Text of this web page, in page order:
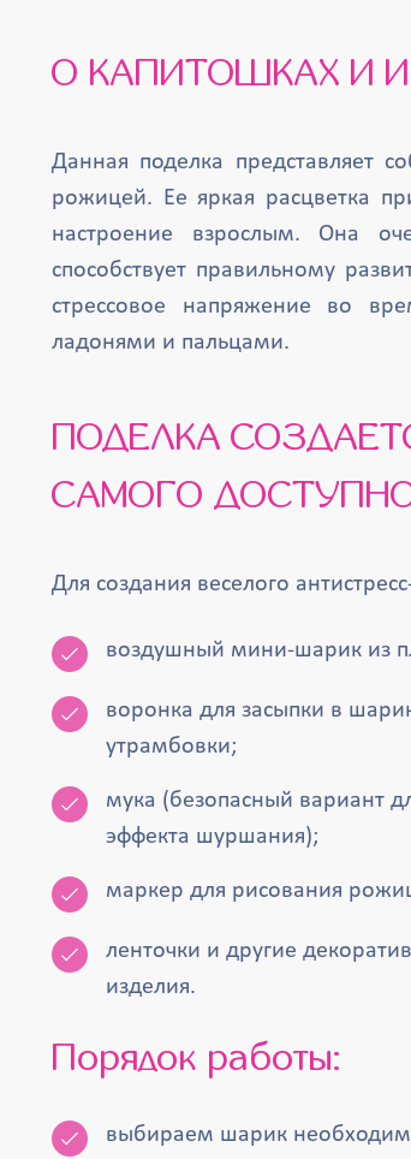
О КАПИТОШКАХ И
Данная поделка представляет
рожицей. Ее яркая расцветка
настроение взрослым. Она
способствует правильному
стрессовое напряжение во
ладонями и пальцами.
ПОДЕЛКА СОЗДАЕТСЯ ИЗ БЕЗВРЕДНОГО И
САМОГО
Для создания веселого
воздушный мини-шарик из
воронка для засыпки в
утрамбовки;
мука (безопасный вариант
эффекта шуршания);
маркер для рисования
ленточки и другие
изделия.
Порядок работы:
выбираем шарик